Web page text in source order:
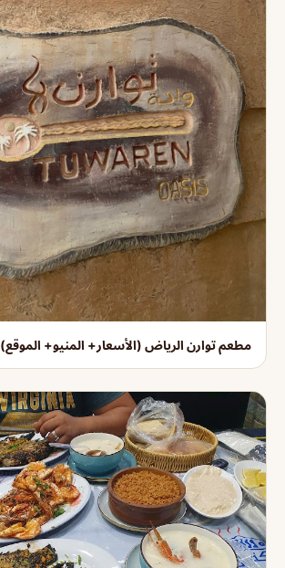
مطعم توارن الرياض (الأسعار+ المنيو+ الموقع)